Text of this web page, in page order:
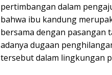
pertimbangan dalam
bahwa ibu kandung
bersama dengan pasangan
adanya dugaan
tersebut dalam lingkungan